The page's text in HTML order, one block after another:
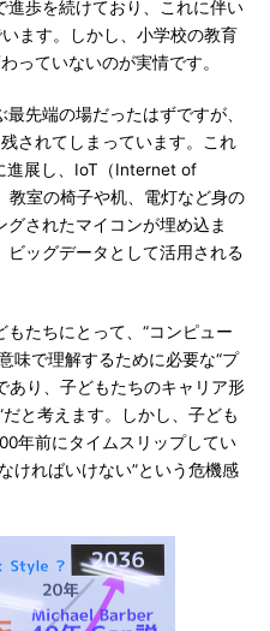
進歩を続けており、これに伴い
ます。しかし、小学校の教育
っていないのが実情です。
先端の場だったはずですが、
されてしまっています。これ
進展し、IoT（Internet of
教室の椅子や机、電灯など身の
されたマイコンが埋め込ま
ッグデータとして活用される
たちにとって、“コンピュー
味で理解するために必要な“プ
あり、子どもたちのキャリア形
と考えます。しかし、子ども
年前にタイムスリップしてい
ければいけない”という危機感